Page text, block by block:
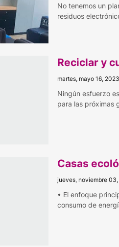
No tenemos un
residuos
Reciclar y
martes, mayo 16, 2023
Ningún esfuerzo
para las próximas
Casas
jueves, noviembre
• El enfoque
consumo de